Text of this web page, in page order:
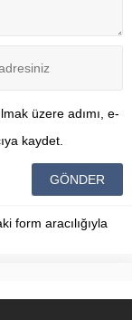
üzere adımı, e-
kaydet.
form aracılığıyla